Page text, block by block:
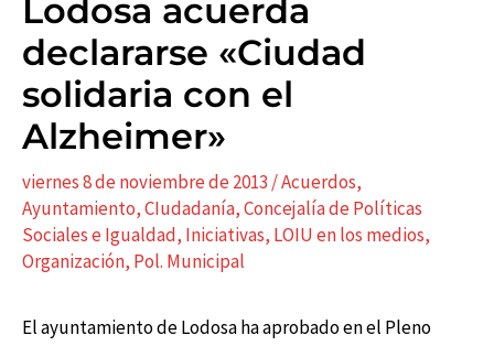
Lodosa acuerda
declararse «Ciudad
solidaria con el
Alzheimer»
viernes 8 de noviembre de 2013 /Acuerdos,
Ayuntamiento,CIudadaní­a,Concejalí­a de Políticas
Sociales e Igualdad, Iniciativas, LOIU en los medios,
Organización, Pol. Municipal
El ayuntamiento de Lodosa ha aprobado en el Pleno